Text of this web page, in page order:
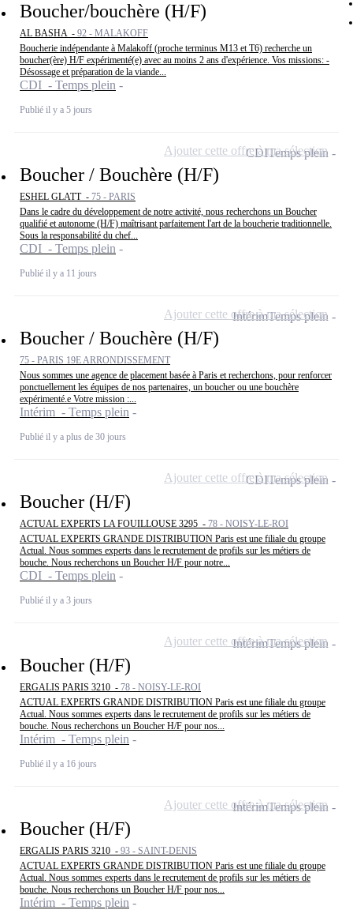
Boucher/bouchère (H/F)
AL BASHA - 92 - MALAKOFF
Boucherie indépendante à Malakoff (proche terminus M13 et T6) recherche un
boucher(ère) H/F expérimenté(e) avec au moins 2 ans d'expérience. Vos missions: -
Désossage et préparation de la viande...
CDI - Temps plein
Publié il y a 5 jours
Boucher / Bouchère (H/F)
ESHEL GLATT - 75 - PARIS
Dans le cadre du développement de notre activité, nous recherchons un Boucher
qualifié et autonome (H/F) maîtrisant parfaitement l'art de la boucherie traditionnelle.
Sous la responsabilité du chef...
CDI - Temps plein
Publié il y a 11 jours
CDITemps plein
Ajouter cette offre à ma sélection
Boucher / Bouchère (H/F)
75 - PARIS 19E ARRONDISSEMENT
Nous sommes une agence de placement basée à Paris et recherchons, pour renforcer
ponctuellement les équipes de nos partenaires, un boucher ou une bouchère
expérimenté.e Votre mission :...
Intérim - Temps plein
Publié il y a plus de 30 jours
IntérimTemps plein
Ajouter cette offre à ma sélection
Boucher (H/F)
ACTUAL EXPERTS LA FOUILLOUSE 3295 - 78 - NOISY-LE-ROI
ACTUAL EXPERTS GRANDE DISTRIBUTION Paris est une filiale du groupe
Actual. Nous sommes experts dans le recrutement de profils sur les métiers de
bouche. Nous recherchons un Boucher H/F pour notre...
CDI - Temps plein
Publié il y a 3 jours
CDITemps plein
Ajouter cette offre à ma sélection
Boucher (H/F)
ERGALIS PARIS 3210 - 78 - NOISY-LE-ROI
ACTUAL EXPERTS GRANDE DISTRIBUTION Paris est une filiale du groupe
Actual. Nous sommes experts dans le recrutement de profils sur les métiers de
bouche. Nous recherchons un Boucher H/F pour nos...
Intérim - Temps plein
Publié il y a 16 jours
IntérimTemps plein
Ajouter cette offre à ma sélection
Boucher (H/F)
ERGALIS PARIS 3210 - 93 - SAINT-DENIS
ACTUAL EXPERTS GRANDE DISTRIBUTION Paris est une filiale du groupe
Actual. Nous sommes experts dans le recrutement de profils sur les métiers de
bouche. Nous recherchons un Boucher H/F pour nos...
Intérim - Temps plein
IntérimTemps plein
Ajouter cette offre à ma sélection